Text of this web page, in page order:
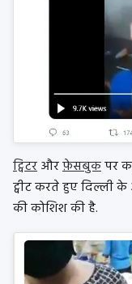
ट्विटरऔरफ़ेसबुकपर
ट्वीट करते हुए दिल्ली
की कोशिश की है.